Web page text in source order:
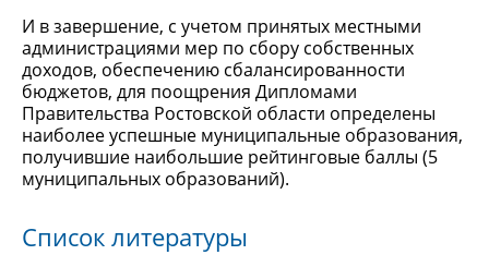
И в завершение, с учетом принятых местными
администрациями мер по сбору собственных
доходов, обеспечению сбалансированности
бюджетов, для поощрения Дипломами
Правительства Ростовской области определены
наиболее успешные муниципальные образования,
получившие наибольшие рейтинговые баллы (5
муниципальных образований).
Список литературы